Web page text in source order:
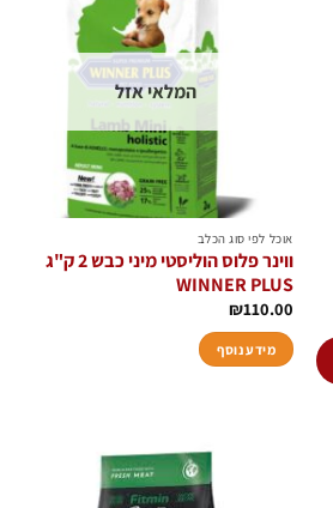
המשאלות
המלאי אזל
אוכל לפי סוג הכלב
ווינר פלוס הוליסטי מיני כבש 2 ק"ג
WINNER PLUS
₪110.00
מידע נוסף